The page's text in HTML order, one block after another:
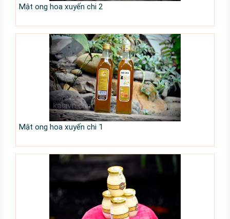
Mật ong hoa xuyến chi 2
Mật ong hoa xuyến chi 1